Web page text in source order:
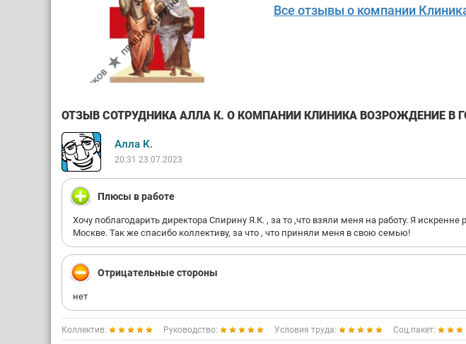
Все отзывы о компании
ОТЗЫВ СОТРУДНИКА АЛЛА К. О КОМПАНИИ КЛИНИКА ВОЗРОЖДЕНИЕ В
Алла К.
20:31 23.07.2023
Плюсы в работе
Хочу поблагодарить директора Спирину Я.К. , за то ,что взяли меня на работу. Я
Москве. Так же спасибо коллективу, за что , что приняли меня в свою семью!
Отрицательные стороны
нет
Коллектив: Руководство: Условия труда: Соц.пакет: